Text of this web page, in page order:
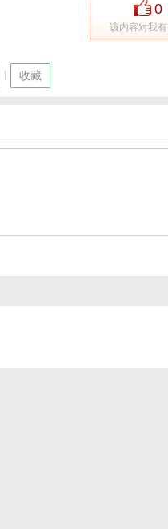
0
该内容对我
收藏